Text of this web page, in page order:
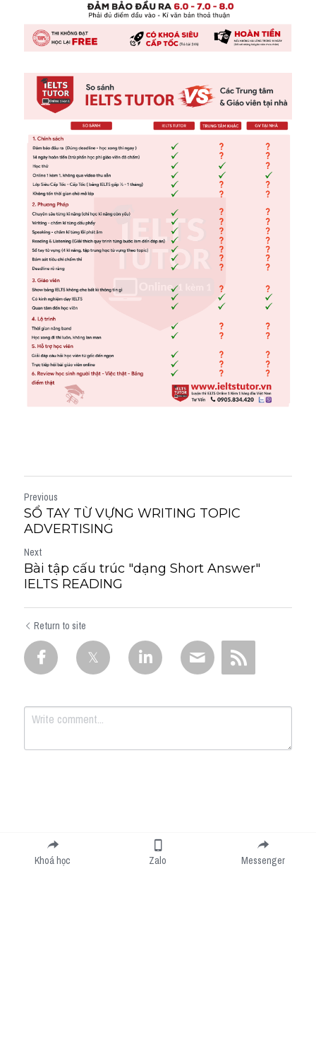
Previous
SỔ TAY TỪ VỰNG WRITING TOPIC
ADVERTISING
Next
Bài tập cấu trúc "dạng Short Answer"
IELTS READING
Return to site
Submit
Khoá học Zalo Messenger